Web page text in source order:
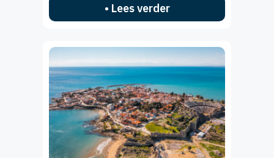
• Lees verder